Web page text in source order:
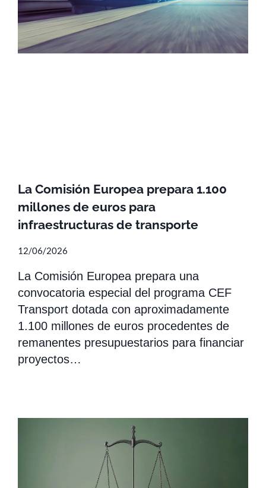
La Comisión Europea prepara 1.100
millones de euros para
infraestructuras de transporte
12/06/2026
La Comisión Europea prepara una
convocatoria especial del programa CEF
Transport dotada con aproximadamente
1.100 millones de euros procedentes de
remanentes presupuestarios para financiar
proyectos…